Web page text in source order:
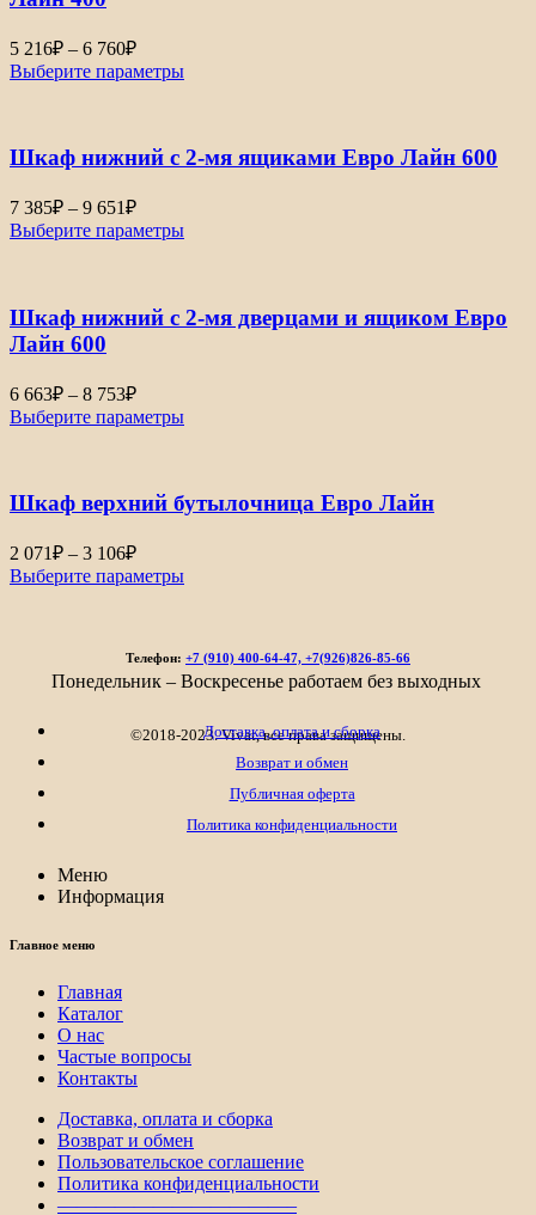
5 216₽ – 6 760₽Диапазон
цен:
5
6
Выберите параметры
Шкаф нижний с 2-мя ящиками Евро Лайн 600
7 385₽ – 9 651₽Диапазон
цен:
7
9
Выберите параметры
Шкаф нижний с 2-мя дверцами и ящиком Евро
Лайн 600
6 663₽ – 8 753₽Диапазон
цен:
6
8
Выберите параметры
Шкаф верхний бутылочница Евро Лайн
2 071₽ – 3 106₽Диапазон
цен:
2
3
106₽
Выберите параметры
Телефон: +7 (910) 400-64-47, +7(926)826-85-66
Понедельник – Воскресенье работаем без выходных
©2018-2023. Vivat, все права защищены.
Доставка, оплата и сборка
Возврат и обмен
Публичная оферта
Политика конфиденциальности
Меню
Информация
Главное меню
Главная
Каталог
О нас
Частые вопросы
Контакты
Доставка, оплата и сборка
Возврат и обмен
Пользовательское соглашение
Политика конфиденциальности
————————————–